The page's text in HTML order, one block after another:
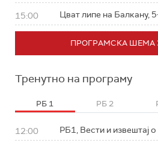
15:00 Цват липе на Балкану,
ПРОГРАМСКА ШЕМА
Тренутно на програму
РБ 1 РБ 2
12:00 РБ1, Вести и извештај